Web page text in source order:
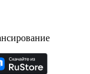
рынку для